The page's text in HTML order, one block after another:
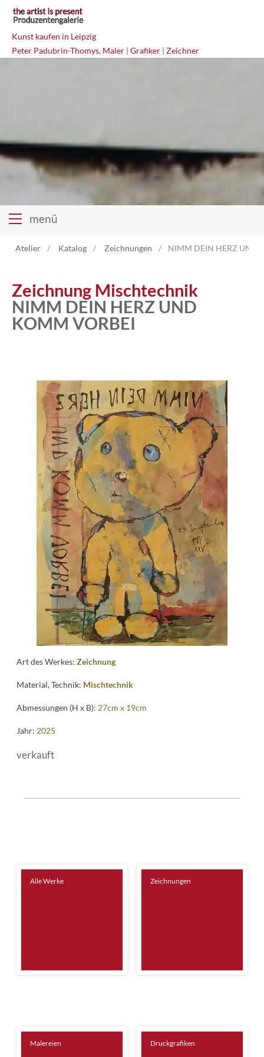
Kunst kaufen in Leipzig
Peter Padubrin-Thomys, Maler | Grafiker | Zeichner
menü
Atelier
Katalog
Vita
News
Kontakt
Atelier Katalog Zeichnungen NIMM DEIN HERZ UND
Zeichnung Mischtechnik
NIMM DEIN HERZ UND
KOMM VORBEI
Art des Werkes:Zeichnung
Material, Technik: Mischtechnik
Abmessungen (H x B): 27cm x 19cm
Jahr: 2025
verkauft
Alle Werke Zeichnungen
Malereien Druckgrafiken